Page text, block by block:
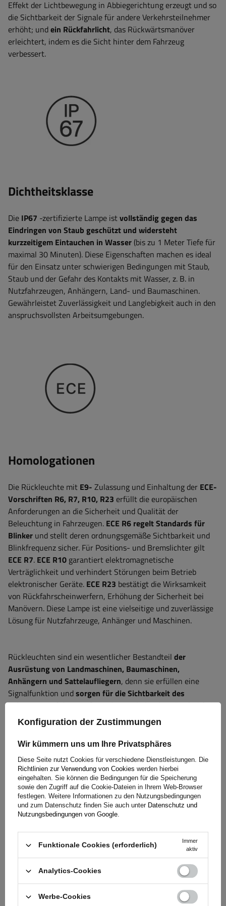
Effekt der Lichtbewegung in Abbiegerichtung erzeugt und so
die Sichtbarkeit der Signale für andere Verkehrsteilnehmer
erhöht; undein Rückfahrlicht, das Rückwärtsmanöver
erleichtert, indem es die Sicht hinter dem Fahrzeug
verbessert.
Dichtheitsklasse
Die IP67 -zertifizierte Lampe istvollständig gegen das
Eindringen von Staub geschützt und widersteht
kurzzeitigem Eintauchen in Wasser (bis zu 1 Meter Tiefe für
maximal 30 Minuten). Diese Eigenschaften machen es ideal
für den Einsatz unter schwierigen Bedingungen mit Staub,
Staub und der Gefahr des Kontakts mit Wasser, z. B. in
Nutzfahrzeugen, Anhängern, Land- und Baumaschinen.
Gewährleistet Zuverlässigkeit und Langlebigkeit auch in den
anspruchsvollsten Arbeitsumgebungen.
Homologationen
Die Rückleuchte mit E9- Zulassung und Einhaltung der ECE-
Vorschriften R6, R7, R10, R23 erfüllt die europäischen
Anforderungen an die Sicherheit und Qualität der
Beleuchtung in Fahrzeugen. ECE R6 regelt Standards für
Blinker und stellt deren ordnungsgemäße Sichtbarkeit und
Blinkfrequenz sicher. Für Positions- und Bremslichter gilt
ECE R7. ECE R10 garantiert elektromagnetische
Verträglichkeit und verhindert Störungen beim Betrieb
elektronischer Geräte. ECE R23 bestätigt die Wirksamkeit
von Rückfahrscheinwerfern, Erhöhung der Sicherheit bei
Manövern. Diese Lampe ist eine vielseitige und zuverlässige
Lösung für Nutzfahrzeuge, Anhänger und Maschinen.
Rückleuchten sind ein wesentlicher Bestandteil der
Ausrüstung von Landmaschinen, Baumaschinen,
Anhängern und Sattelaufliegern, denn sie erfüllen eine
Signalfunktion undsorgen für die Sichtbarkeit des
Fahrzeugs auf der Straße und am Arbeitsplatz. Dank richtig
ausgewählter Rückleuchten kann die Sicherheit sowohl des
Fahrers als auch anderer Verkehrsteilnehmer deutlich erhöht
werden. Diese Lampen sind besonders wichtig bei
eingeschränkten Sichtverhältnissen wie Nacht, Nebel
oder
schwierigen Wetterbedingungen. Bei Maschinen im
Baustellen- oder Feldeinsatz informieren Rückleuchten
andere Bediener über die Position des Fahrzeugs und
minimieren so die Kollisionsgefahr. Der Einsatz hochwertiger
Rückleuchten erfüllt nicht nur die gesetzlichen
Einsatzbedingungen.
Konfiguration der Zustimmungen
Wir kümmern uns um Ihre Privatsphäres
Diese Seite nutzt Cookies für verschiedene Dienstleistungen. Die
Richtlinien zur Verwendung von Cookies werden hierbei
eingehalten. Sie können die Bedingungen für die Speicherung
sowie den Zugriff auf die Cookie-Dateien in Ihrem Web-Browser
festlegen. Weitere Informationen zu den Nutzungsbedingungen
und zum Datenschutz finden Sie auch unter Datenschutz und
Nutzungsbedingungen von Google.
Funktionale Cookies (erforderlich)
Immer
aktiv
Analytics-Cookies
Werbe-Cookies